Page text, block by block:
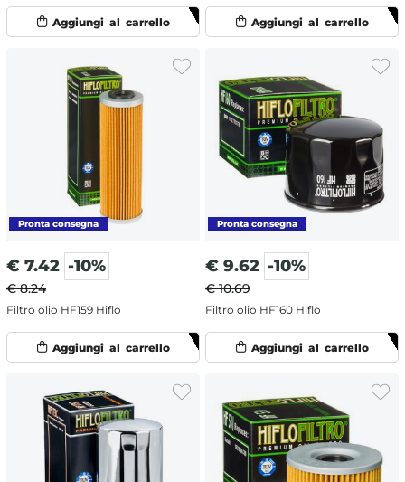
€ 7.42 -10%
€ 8.24
Filtro olio HF159 Hiflo
€ 9.62 -10%
€ 10.69
Filtro olio HF160 Hiflo